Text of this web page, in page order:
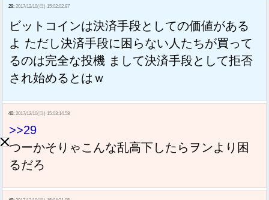
29: 2017/12/10(日) 15:02:02.87
ビットコインは決済手段としての価値がある
よ ただし決済手段に困らない人たちが買って
るのは完全な投機 まして決済手段として拒否
され始めるとはｗ
40: 2017/12/10(日) 15:03:14.58
>>29
つーかそりゃこんな乱高下したらヲンより困
るだろ